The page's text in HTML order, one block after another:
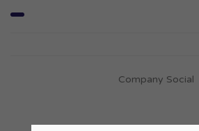
Company Social